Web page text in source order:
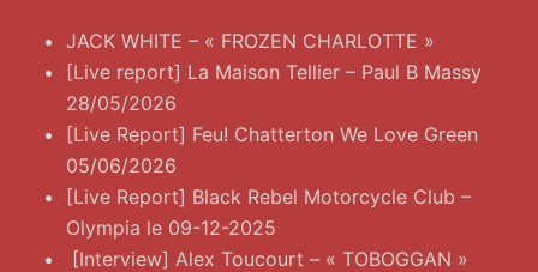
JACK WHITE – « FROZEN CHARLOTTE »
[Live report] La Maison Tellier – Paul B Massy
28/05/2026
[Live Report] Feu! Chatterton We Love Green
05/06/2026
[Live Report] Black Rebel Motorcycle Club –
Olympia le 09-12-2025
[Interview] Alex Toucourt – « TOBOGGAN »